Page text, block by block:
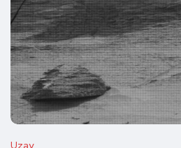
Uzay